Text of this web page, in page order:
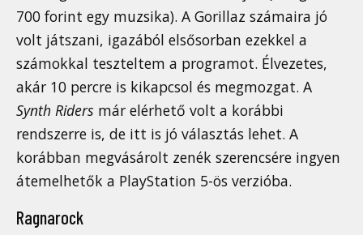
700 forint egy muzsika). A Gorillaz számaira jó
volt játszani, igazából elsősorban ezekkel a
számokkal teszteltem a programot. Élvezetes,
akár 10 percre is kikapcsol és megmozgat. A
Synth Riders már elérhető volt a korábbi
rendszerre is, de itt is jó választás lehet. A
korábban megvásárolt zenék szerencsére ingyen
átemelhetők a PlayStation 5-ös verzióba.
Ragnarock